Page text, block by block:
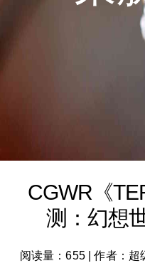
CGWR《
测：幻想
阅读量：655|作者：超